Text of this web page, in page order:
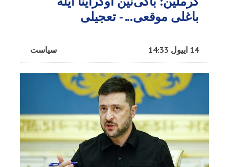
باغلی موقعی... - تعجیلی
سیاست 14 اییول 14:33